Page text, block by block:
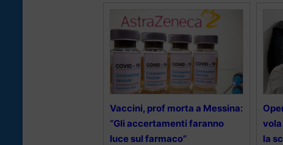
Vaccini, prof morta a Messina:
“Gli accertamenti faranno
luce sul farmaco”
la